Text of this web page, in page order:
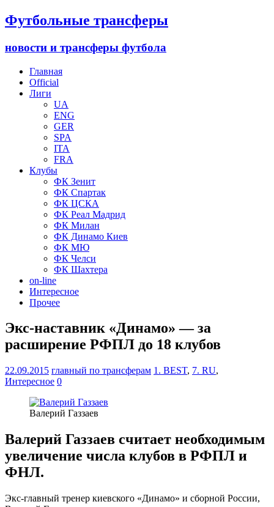
Футбольные трансферы
новости и трансферы футбола
Главная
Official
Лиги
UA
ENG
GER
SPA
ITA
FRA
Клубы
ФК Зенит
ФК Спартак
ФК ЦСКА
ФК Реал Мадрид
ФК Милан
ФК Динамо Киев
ФК МЮ
ФК Челси
ФК Шахтера
on-line
Интересное
Прочее
Экс-наставник «Динамо» — за
расширение РФПЛ до 18 клубов
22.09.2015 главный по трансферам 1. BEST, 7. RU,
Интересное 0
Валерий Газзаев
Валерий Газзаев считает необходимым
увеличение числа клубов в РФПЛ и
ФНЛ.
Экс-главный тренер киевского «Динамо» и сборной России,